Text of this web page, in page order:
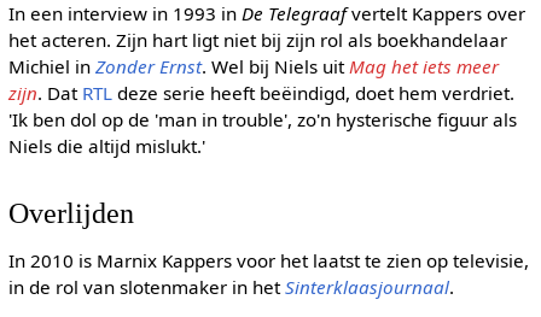
In een interview in 1993 in De Telegraafvertelt Kappers over
het acteren. Zijn hart ligt niet bij zijn rol als boekhandelaar
Michiel in Zonder Ernst. Wel bij Niels uitMag het iets meer
zijn. Dat RTLdeze serie heeft beëindigd, doet hem verdriet.
'Ik ben dol op de 'man in trouble', zo'n hysterische figuur als
Niels die altijd mislukt.'
Overlijden
In 2010 is Marnix Kappers voor het laatst te zien op televisie,
in de rol van slotenmaker in hetSinterklaasjournaal.